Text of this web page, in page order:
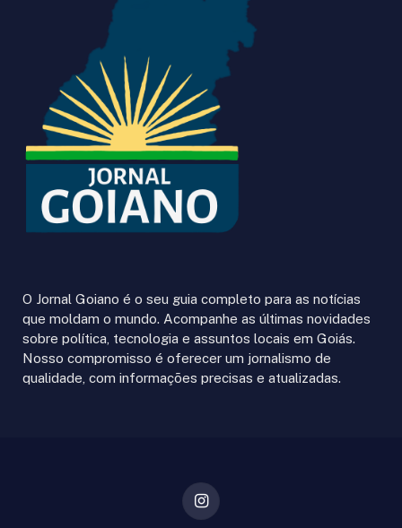
O Jornal Goiano é o seu guia completo para as notícias
que moldam o mundo. Acompanhe as últimas novidades
sobre política, tecnologia e assuntos locais em Goiás.
Nosso compromisso é oferecer um jornalismo de
qualidade, com informações precisas e atualizadas.
Instagram